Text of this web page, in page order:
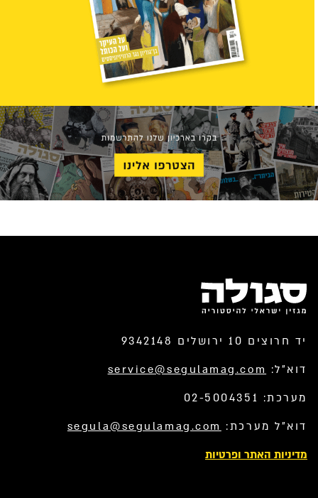
יד חרוצים 10 ירושלים 9342148
דוא”ל: service@segulamag.com
מערכת: 02-5004351
דוא”ל מערכת: segula@segulamag.com
מדיניות האתר ופרטיות